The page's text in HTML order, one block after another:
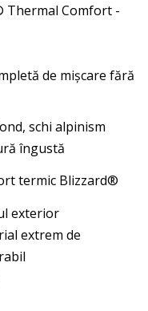
Thermal Comfort -
de mișcare fără
schi alpinism
îngustă
termic Blizzard®
exterior
extrem de